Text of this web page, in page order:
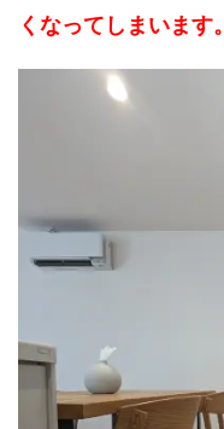
くなってしまいます。